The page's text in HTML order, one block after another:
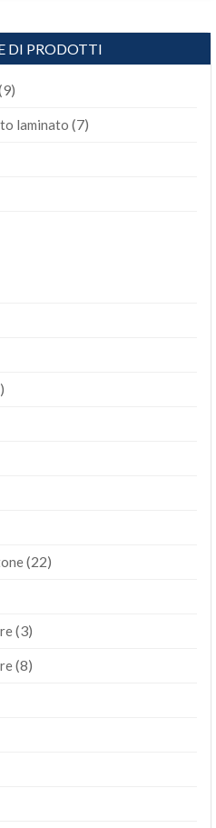
DI PRODOTTI
laminato (7)
(22)
(3)
(8)